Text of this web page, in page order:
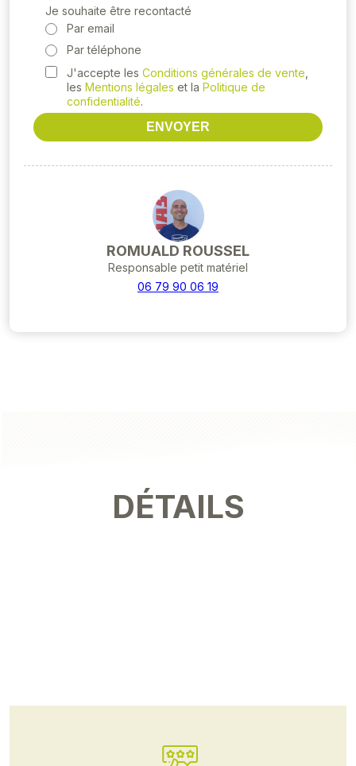
Je souhaite être recontacté
Par email
Par téléphone
J'accepte les Conditions générales de vente
les Mentions légales et la Politique de
confidentialité.
ENVOYER
ROMUALD ROUSSEL
Responsable petit matériel
06 79 90 06 19
DÉTAILS